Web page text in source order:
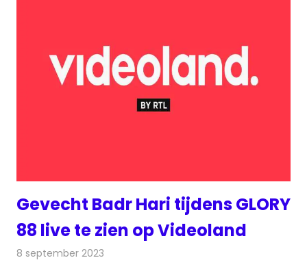
Gevecht Badr Hari tijdens GLORY
88 live te zien op Videoland
8 september 2023